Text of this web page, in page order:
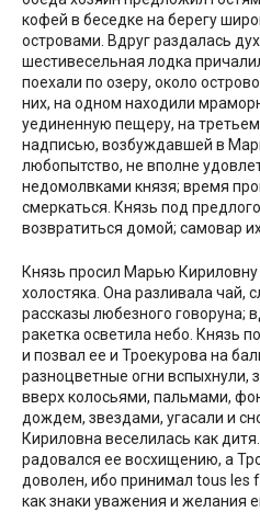
кофей в беседке на берегу
островами. Вдруг раздалась
шестивесельная лодка
поехали по озеру, около
них, на одном находили
уединенную пещеру, на
надписью, возбуждавшей в
любопытство, не вполне
недомолвками князя; время
смеркаться. Князь под
возвратиться домой; самовар
Князь просил Марью Кириловну
холостяка. Она разливала чай,
рассказы любезного говоруна;
ракетка осветила небо. Князь
и позвал ее и Троекурова на
разноцветные огни вспыхнули,
вверх колосьями, пальмами,
дождем, звездами, угасали и
Кириловна веселилась как
радовался ее восхищению, а
доволен, ибо принимал tous les
как знаки уважения и желания